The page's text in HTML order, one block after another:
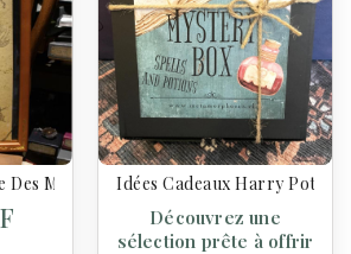
Des Marauders - Harry Potter
Idées Cadeaux Harry Potter
Découvrez une
sélection prête à offrir